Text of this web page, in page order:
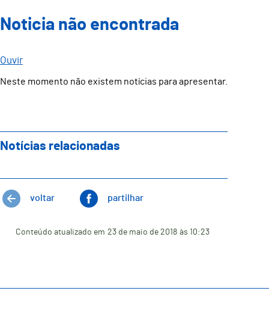
Noticia não encontrada
Ouvir
Neste momento não existem notícias para apresentar.
Notícias relacionadas
voltar partilhar
Conteúdo atualizado em 23 de maio de 2018 às 10:23